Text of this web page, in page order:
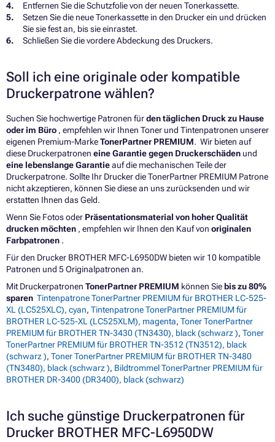
Entfernen Sie die Schutzfolie von der neuen Tonerkassette.
Setzen Sie die neue Tonerkassette in den Drucker ein und drücken
Sie sie fest an, bis sie einrastet.
Schließen Sie die vordere Abdeckung des Druckers.
Soll ich eine originale oder kompatible
Druckerpatrone wählen?
Suchen Sie hochwertige Patronen fürden täglichen Druck zu Hause
oder im Büro , empfehlen wir Ihnen Toner und Tintenpatronen unserer
eigenen Premium-MarkeTonerPartner PREMIUM. Wir bieten auf
diese Druckerpatronen eine Garantie gegen Druckerschäden und
eine lebenslange Garantieauf die mechanischen Teile der
Druckerpatrone. Sollte Ihr Drucker die TonerPartner PREMIUM Patrone
nicht akzeptieren, können Sie diese an uns zurücksenden und wir
erstatten Ihnen das Geld.
Wenn Sie Fotos oder Präsentationsmaterial von hoher Qualität
drucken möchten , empfehlen wir Ihnen den Kauf von originalen
Farbpatronen .
Für den Drucker BROTHER MFC-L6950DW bieten wir 10 kompatible
Patronen und 5 Originalpatronen an.
Mit Druckerpatronen TonerPartner PREMIUM können Sie bis zu 80%
sparen Tintenpatrone TonerPartner PREMIUM für BROTHER LC-525-
XL (LC525XLC), cyan, Tintenpatrone TonerPartner PREMIUM für
BROTHER LC-525-XL (LC525XLM), magenta, Toner TonerPartner
PREMIUM für BROTHER TN-3430 (TN3430), black (schwarz ), Toner
TonerPartner PREMIUM für BROTHER TN-3512 (TN3512), black
(schwarz ), Toner TonerPartner PREMIUM für BROTHER TN-3480
(TN3480), black (schwarz ), Bildtrommel TonerPartner PREMIUM für
BROTHER DR-3400 (DR3400), black (schwarz)
Ich suche günstige Druckerpatronen für
Drucker BROTHER MFC-L6950DW